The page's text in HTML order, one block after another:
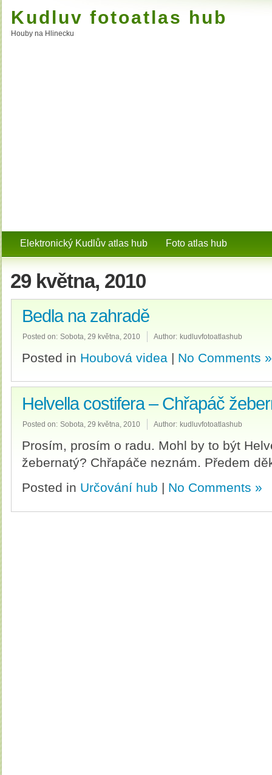
Kudluv fotoatlas hub
Houby na Hlinecku
Elektronický Kudlův atlas hub Foto atlas hub
29 května, 2010
Bedla na zahradě
Posted on: Sobota, 29 května, 2010 Author: kudluvfotoatlashub
Posted in Houbová videa | No Comments »
Helvella costifera – Chřapáč
Posted on: Sobota, 29 května, 2010 Author: kudluvfotoatlashub
Prosím, prosím o radu. Mohl by to být
žebernatý? Chřapáče neznám. Předem
Posted in Určování hub | No Comments »